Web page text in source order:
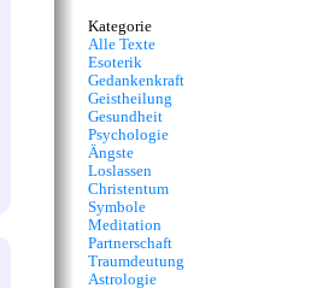
Kategorie
Alle Texte
Esoterik
Gedankenkraft
Geistheilung
Gesundheit
Psychologie
Ängste
Loslassen
Christentum
Symbole
Meditation
Partnerschaft
Traumdeutung
Astrologie